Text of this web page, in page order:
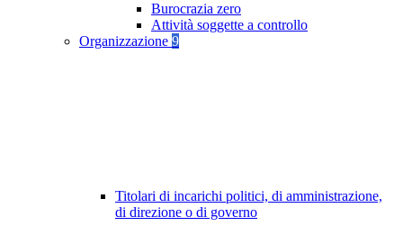
Burocrazia zero
Attività soggette a controllo
Organizzazione 9
Titolari di incarichi politici, di amministrazione,
di direzione o di governo